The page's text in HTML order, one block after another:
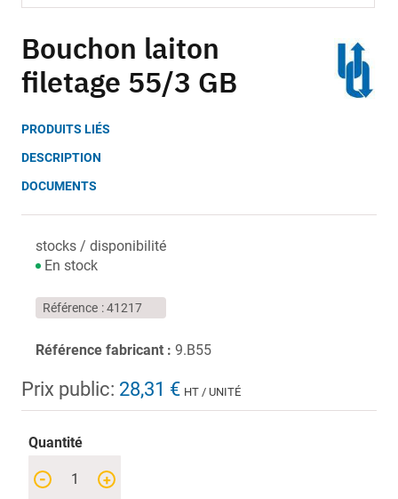
to
the
beginning
of
images
gallery
Bouchon laiton
filetage 55/3 GB
PRODUITS LIÉS
DESCRIPTION
DOCUMENTS
stocks / disponibilité
En stock
Référence 41217
Référence fabricant : 9.B55
Prix public: 28,31 € HT / UNITÉ
Quantité
+
-